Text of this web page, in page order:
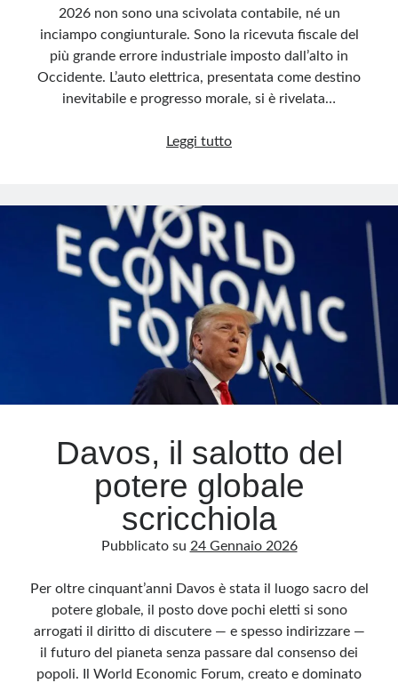
2026 non sono una scivolata contabile, né un
inciampo congiunturale. Sono la ricevuta fiscale del
più grande errore industriale imposto dall’alto in
Occidente. L’auto elettrica, presentata come destino
inevitabile e progresso morale, si è rivelata…
Leggi tuttoAuto
da
55
miliardi
Davos, il salotto del
potere globale
scricchiola
Pubblicato su 24 Gennaio 2026
Per oltre cinquant’anni Davos è stata il luogo sacro del
potere globale, il posto dove pochi eletti si sono
arrogati il diritto di discutere — e spesso indirizzare —
il futuro del pianeta senza passare dal consenso dei
popoli. Il World Economic Forum, creato e dominato